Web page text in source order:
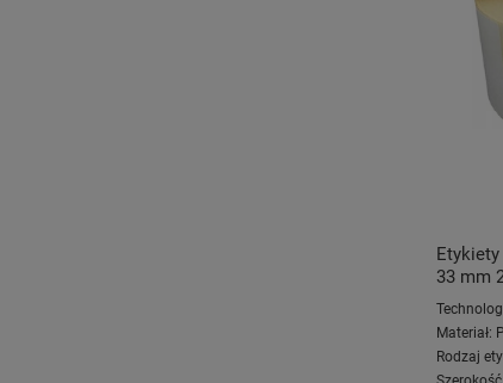
33 mm
Materiał:
Rodzaj